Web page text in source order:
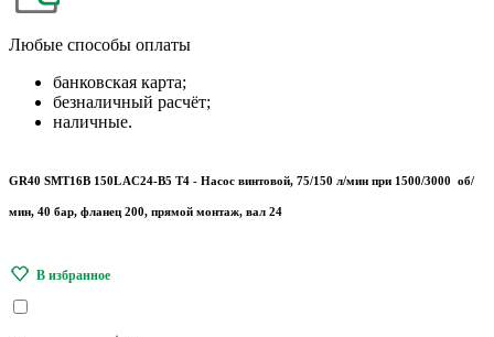
Любые способы оплаты
банковская карта;
безналичный расчёт;
наличные.
GR40 SMT16B 150L AC24-B5 T4 - Насос винтовой, 75/150 л/мин при 1500/3000 об/
мин, 40 бар, фланец 200, прямой монтаж, вал 24